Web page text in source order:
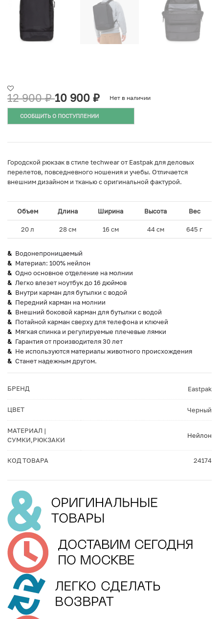
12 900₽ 10 900 ₽ Нет в наличии
СООБЩИТЬ О ПОСТУПЛЕНИИ
Городской рюкзак в стиле techwear от Eastpak для деловых
перелетов, повседневного ношения и учебы. Отличается
внешним дизайном и тканью с оригинальной фактурой.
Объем Длина Ширина Высота Вес
20 л 28 см 16 см 44 см 645 г
Водонепроницаемый
Материал: 100% нейлон
Одно основное отделение на молнии
Легко влезет ноутбук до 16 дюймов
Внутри карман для бутылки с водой
Передний карман на молнии
Внешний боковой карман для бутылки с водой
Потайной карман сверху для телефона и ключей
Мягкая спинка и регулируемые плечевые лямки
Гарантия от производителя 30 лет
Не используются материалы животного происхождения
Станет надежным другом.
БРЕНД Eastpak
ЦВЕТ Черный
МАТЕРИАЛ |
СУМКИ,РЮКЗАКИ
Нейлон
КОД ТОВАРА 24174